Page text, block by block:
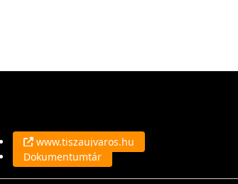
www.tiszaujvaros.hu
Dokumentumtár